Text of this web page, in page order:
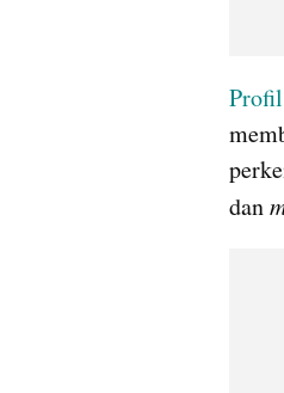
Profil
dan